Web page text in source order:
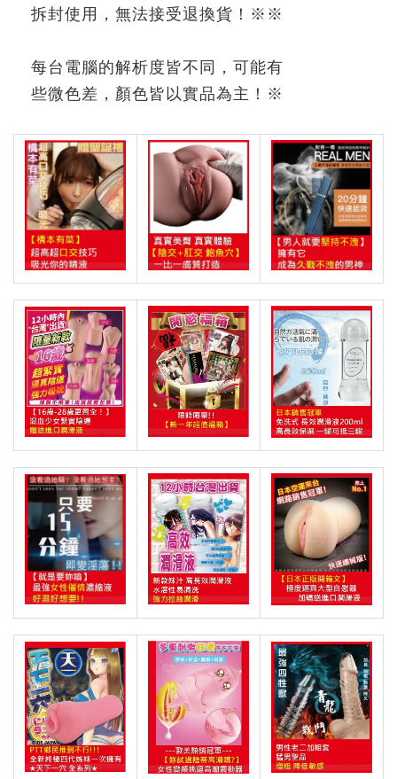
拆封使用，無法接受退換貨！ ※※
每台電腦的解析度皆不同，可能有
些微色差，顏色皆以實品為主！ ※